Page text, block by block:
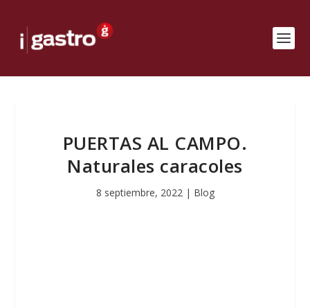
PUERTAS AL CAMPO.
Naturales caracoles
8 septiembre, 2022| Blog